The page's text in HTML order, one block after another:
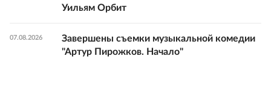
Уильям Орбит
07.08.2026
Завершены съемки музыкальной комедии
"Артур Пирожков. Начало"